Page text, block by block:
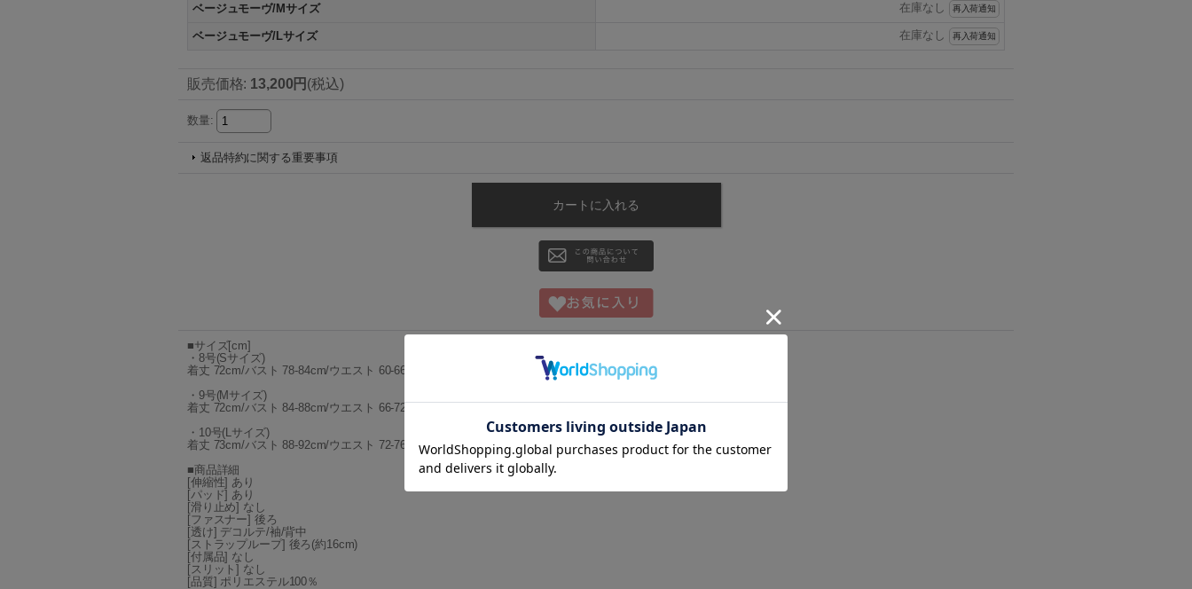
ベージュモーヴ/Mサイズ 在庫なし 再入荷通知
ベージュモーヴ/Lサイズ 在庫なし 再入荷通知
販売価格: 13,200円 (税込)
数量:
返品特約に関する重要事項
■サイズ[cm]
・8号(Sサイズ)
着丈 72cm/バスト 78-84cm/ウエスト 60-66cm/ヒップ 86-90cm/袖丈 31cm
・9号(Mサイズ)
着丈 72cm/バスト 84-88cm/ウエスト 66-72cm/ヒップ 90-94cm/袖丈 31cm
・10号(Lサイズ)
着丈 73cm/バスト 88-92cm/ウエスト 72-76cm/ヒップ 94-98cm/袖丈 32cm
■商品詳細
[伸縮性] あり
[パッド] あり
[滑り止め] なし
[ファスナー] 後ろ
[透け] デコルテ/袖/背中
[ストラップループ] 後ろ(約16cm)
[付属品] なし
[スリット] なし
[品質] ポリエステル100％